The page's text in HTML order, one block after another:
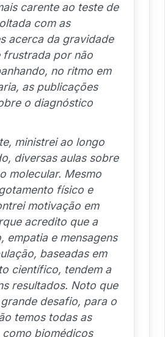
carente ao teste de
com as
acerca da gravidade
frustrada por não
no ritmo em
as publicações
o diagnóstico
ministrei ao longo
diversas aulas sobre
molecular. Mesmo
físico e
motivação em
acredito que a
empatia e mensagens
baseadas em
científico, tendem a
resultados. Noto que
desafio, para o
temos todas as
biomédicos